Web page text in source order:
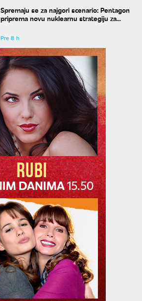
Spremaju se za najgori scenario: Pentagon
priprema novu nuklearnu strategiju za
Pre 8 h